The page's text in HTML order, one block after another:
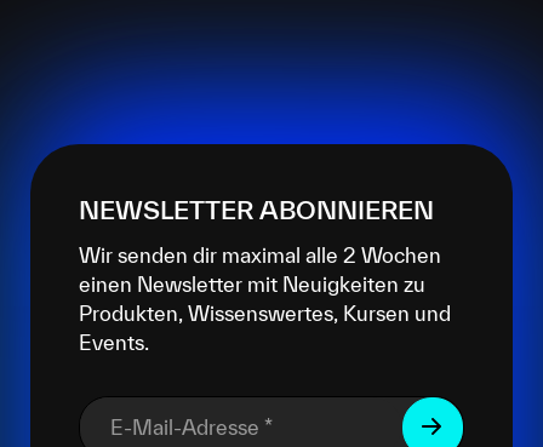
NEWSLETTER ABONNIEREN
Wir senden dir maximal alle 2 Wochen
einen Newsletter mit Neuigkeiten zu
Produkten, Wissenswertes, Kursen und
Events.
E-Mail-Adresse *